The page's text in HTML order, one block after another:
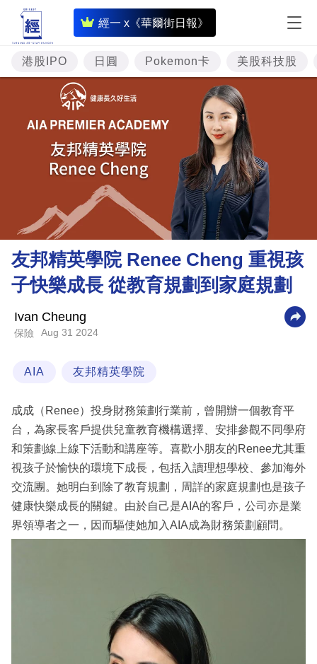
經一 x《華爾街日報》
即
時
財
經
專
題
投
資
樓
市
理
財
商
科
生
活
時
事
專
欄
港股IPO 日圓 Pokemon卡 美股科技股
友邦精英學院 Renee Cheng 重視孩
子快樂成長 從教育規劃到家庭規劃
Ivan Cheung
保險 Aug 31 2024
AIA 友邦精英學院
成成（Renee）投身財務策劃行業前，曾開辦一個教育平
台，為家長客戶提供兒童教育機構選擇、安排參觀不同學府
和策劃線上線下活動和講座等。喜歡小朋友的Renee尤其重
視孩子於愉快的環境下成長，包括入讀理想學校、參加海外
交流團。她明白到除了教育規劃，周詳的家庭規劃也是孩子
健康快樂成長的關鍵。由於自己是AIA的客戶，公司亦是業
界領導者之一，因而驅使她加入AIA成為財務策劃顧問。